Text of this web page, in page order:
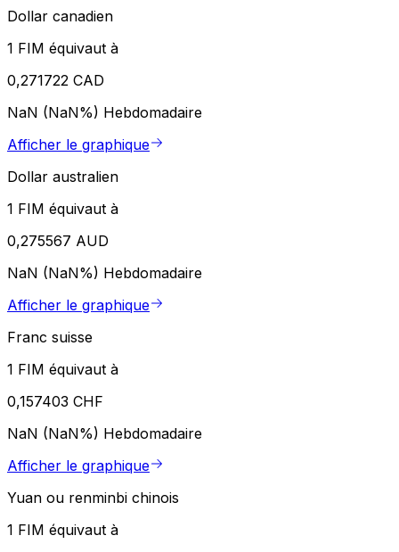
Dollar canadien
1 FIM équivaut à
0,271722 CAD
NaN (NaN%) Hebdomadaire
Afficher le graphique
Dollar australien
1 FIM équivaut à
0,275567 AUD
NaN (NaN%) Hebdomadaire
Afficher le graphique
Franc suisse
1 FIM équivaut à
0,157403 CHF
NaN (NaN%) Hebdomadaire
Afficher le graphique
Yuan ou renminbi chinois
1 FIM équivaut à